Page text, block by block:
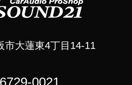
市大蓮東4丁目14-11
0021